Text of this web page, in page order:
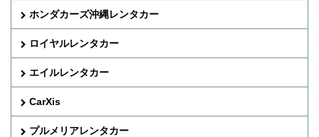
ホンダカーズ沖縄レンタカー
ロイヤルレンタカー
エイルレンタカー
CarXis
プルメリアレンタカー